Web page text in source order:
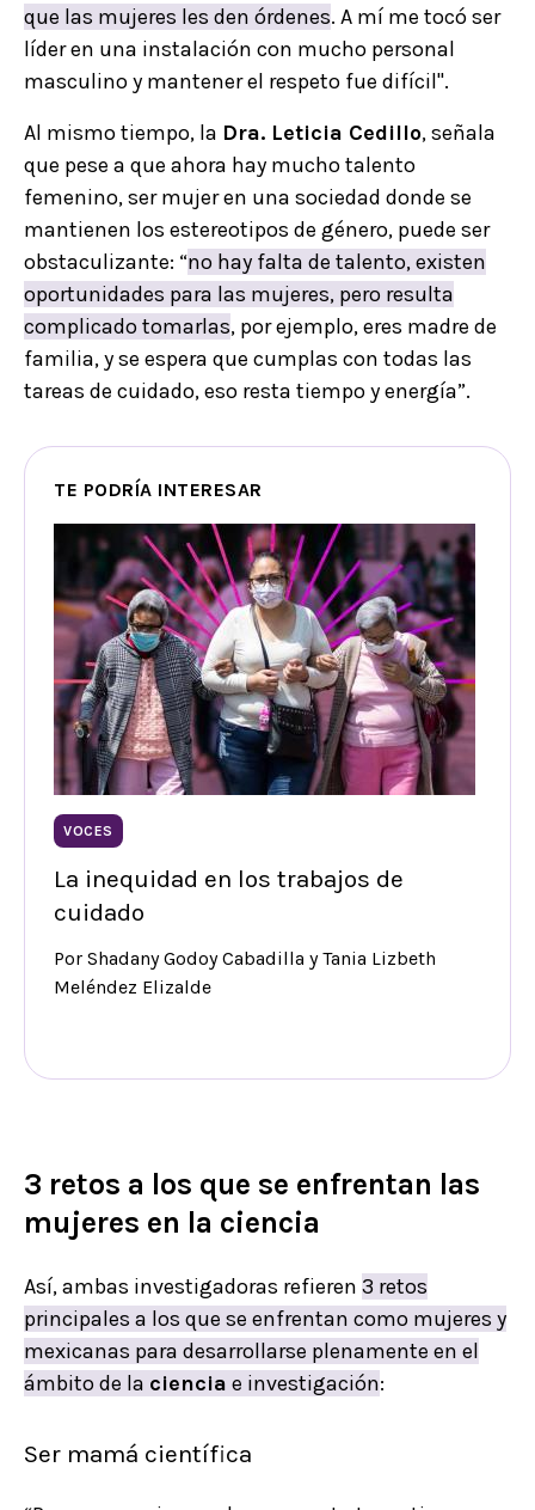
que las mujeres les den órdenes. A mí me tocó ser
líder en una instalación con mucho personal
masculino y mantener el respeto fue difícil".
Al mismo tiempo, la Dra. Leticia Cedillo, señala
que pese a que ahora hay mucho talento
femenino, ser mujer en una sociedad donde se
mantienen los estereotipos de género, puede ser
obstaculizante: “no hay falta de talento, existen
oportunidades para las mujeres, pero resulta
complicado tomarlas, por ejemplo, eres madre de
familia, y se espera que cumplas con todas las
tareas de cuidado, eso resta tiempo y energía”.
TE PODRÍA INTERESAR
VOCES
La inequidad en los trabajos de
cuidado
Por Shadany Godoy Cabadilla y Tania Lizbeth
Meléndez Elizalde
3 retos a los que se enfrentan las
mujeres en la ciencia
Así, ambas investigadoras refieren 3 retos
principales a los que se enfrentan como mujeres y
mexicanas para desarrollarse plenamente en el
ámbito de la ciencia e investigación:
Ser mamá científica